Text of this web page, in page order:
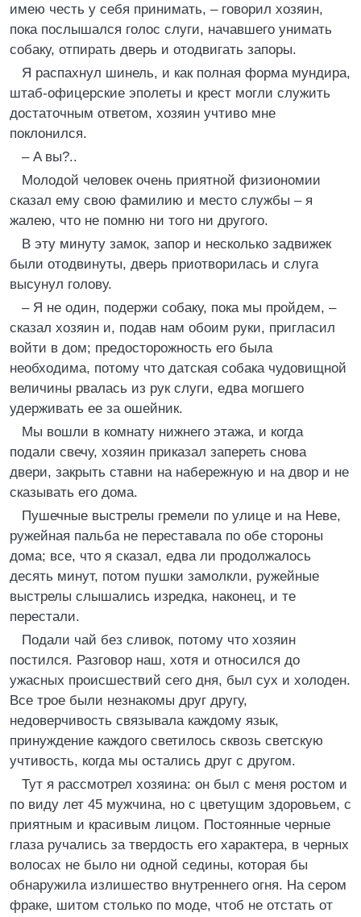
имею честь у себя принимать, – говорил хозяин,
пока послышался голос слуги, начавшего унимать
собаку, отпирать дверь и отодвигать запоры.
Я распахнул шинель, и как полная форма мундира,
штаб-офицерские эполеты и крест могли служить
достаточным ответом, хозяин учтиво мне
поклонился.
– A вы?..
Молодой человек очень приятной физиономии
сказал ему свою фамилию и место службы – я
жалею, что не помню ни того ни другого.
В эту минуту замок, запор и несколько задвижек
были отодвинуты, дверь приотворилась и слуга
высунул голову.
– Я не один, подержи собаку, пока мы пройдем, –
сказал хозяин и, подав нам обоим руки, пригласил
войти в дом; предосторожность его была
необходима, потому что датская собака чудовищной
величины рвалась из рук слуги, едва могшего
удерживать ее за ошейник.
Мы вошли в комнату нижнего этажа, и когда
подали свечу, хозяин приказал запереть снова
двери, закрыть ставни на набережную и на двор и не
сказывать его дома.
Пушечные выстрелы гремели по улице и на Неве,
ружейная пальба не переставала по обе стороны
дома; все, что я сказал, едва ли продолжалось
десять минут, потом пушки замолкли, ружейные
выстрелы слышались изредка, наконец, и те
перестали.
Подали чай без сливок, потому что хозяин
постился. Разговор наш, хотя и относился до
ужасных происшествий сего дня, был сух и холоден.
Все трое были незнакомы друг другу,
недоверчивость связывала каждому язык,
принуждение каждого светилось сквозь светскую
учтивость, когда мы остались друг с другом.
Тут я рассмотрел хозяина: он был с меня ростом и
по виду лет 45 мужчина, но с цветущим здоровьем, с
приятным и красивым лицом. Постоянные черные
глаза ручались за твердость его характера, в черных
волосах не было ни одной седины, которая бы
обнаружила излишество внутреннего огня. На сером
фраке, шитом столько по моде, чтоб не отстать от